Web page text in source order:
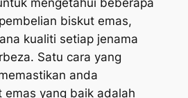
biskut emas,
kualiti setiap jenama
Satu cara yang
anda
emas yang baik adalah